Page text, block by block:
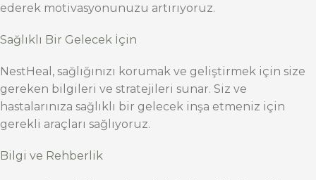
ederek motivasyonunuzu artırıyoruz.
Sağlıklı Bir Gelecek İçin
NestHeal, sağlığınızı korumak ve geliştirmek için size
gereken bilgileri ve stratejileri sunar. Siz ve
hastalarınıza sağlıklı bir gelecek inşa etmeniz için
gerekli araçları sağlıyoruz.
Bilgi ve Rehberlik